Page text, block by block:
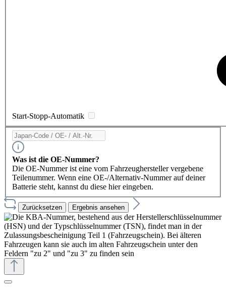
Start-Stopp-Automatik
Was ist die OE-Nummer?
Die OE-Nummer ist eine vom Fahrzeughersteller vergebene
Teilenummer. Wenn eine OE-/Alternativ-Nummer auf deiner
Batterie steht, kannst du diese hier eingeben.